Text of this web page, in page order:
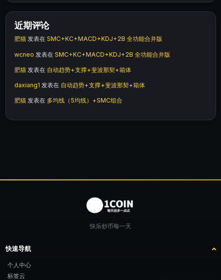
近期评论
肥猫 发表在 SMC+KC+MACD+KDJ+2B 全功能合并版
wcneo 发表在 SMC+KC+MACD+KDJ+2B 全功能合并版
肥猫 发表在 自动趋势+支撑+斐波那契+箱体
daxiang1 发表在 自动趋势+支撑+斐波那契+箱体
肥猫 发表在 多均线（5均线）+SMC组合
快乐炒币每一天
快速导航
个人中心
标签云